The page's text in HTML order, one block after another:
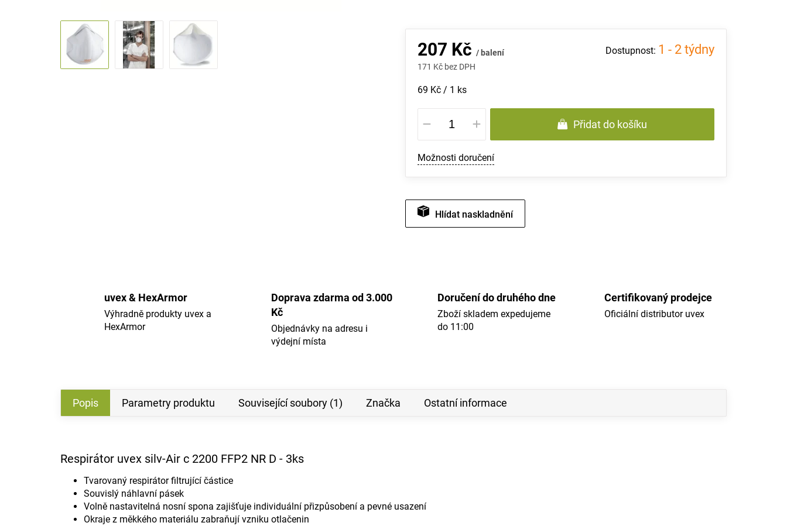
207 Kč / balení
171 Kč bez DPH
Měrná
cena:
69 Kč / 1 ks
1 - 2 týdny
Přidat do košíku
Možnosti doručení
Hlídat
uvex & HexArmor
Výhradně produkty uvex a
HexArmor
Doprava zdarma od 3.000
Kč
Objednávky na adresu i
výdejní místa
Doručení do druhého dne
Zboží skladem expedujeme
do 11:00
Certifikovaný prodejce
Oficiální distributor uvex
Popis Parametry produktu Související soubory (1) Značka Ostatní informace
Respirátor uvex silv-Air c 2200 FFP2 NR D - 3ks
Tvarovaný respirátor filtrující částice
Souvislý náhlavní pásek
Volně nastavitelná nosní spona zajišťuje individuální přizpůsobení a pevné usazení
Okraje z měkkého materiálu zabraňují vzniku otlačenin